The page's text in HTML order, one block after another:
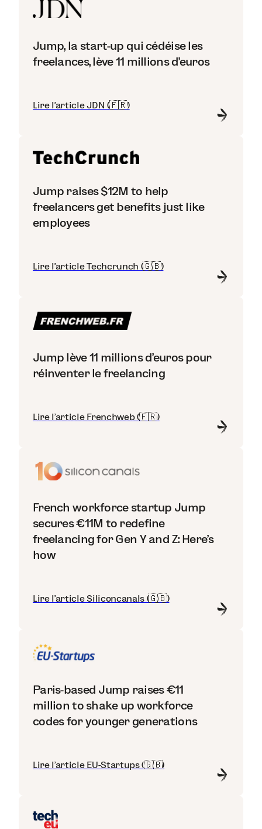
Jump, la start-up qui cédéise les
freelances, lève 11 millions d'euros
Lire l'article JDN (🇫🇷)
Jump raises $12M to help
freelancers get benefits just like
employees
Lire l'article Techcrunch (🇬🇧)
Jump lève 11 millions d’euros pour
réinventer le freelancing
Lire l'article Frenchweb (🇫🇷)
French workforce startup Jump
secures €11M to redefine
freelancing for Gen Y and Z: Here’s
how
Lire l'article Siliconcanals (🇬🇧)
Paris-based Jump raises €11
million to shake up workforce
codes for younger generations
Lire l'article EU-Startups (🇬🇧)